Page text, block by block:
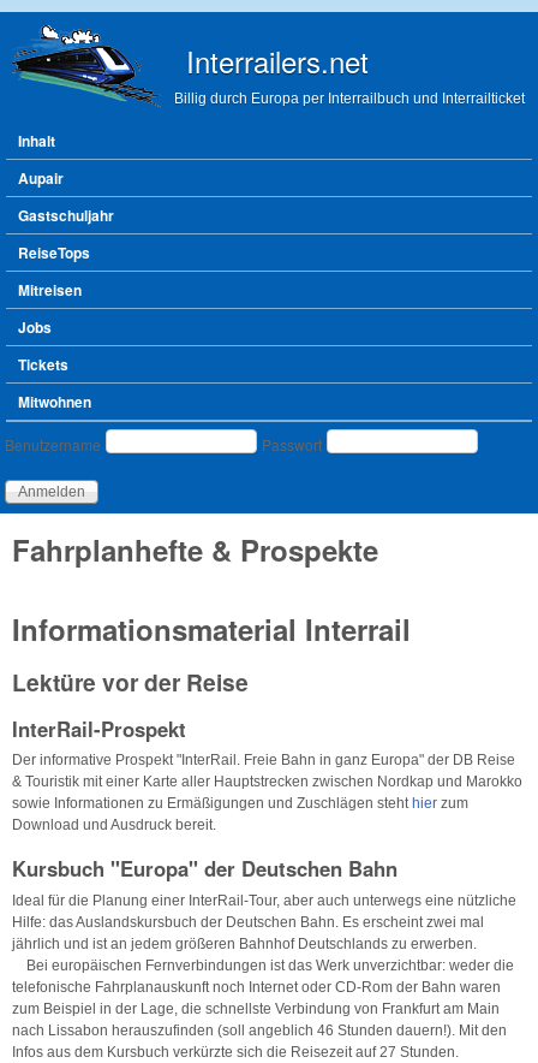
Interrailers.net
Billig durch Europa per Interrailbuch und Interrailticket
Hauptmenü
Inhalt
Aupair
Gastschuljahr
ReiseTops
Mitreisen
Jobs
Tickets
Mitwohnen
Benutzeranmeldung
Benutzername Passwort
Fahrplanhefte & Prospekte
Informationsmaterial Interrail
Lektüre vor der Reise
InterRail-Prospekt
Der informative Prospekt "InterRail. Freie Bahn in ganz Europa" der DB Reise
& Touristik mit einer Karte aller Hauptstrecken zwischen Nordkap und Marokko
sowie Informationen zu Ermäßigungen und Zuschlägen steht hier zum
Download und Ausdruck bereit.
Kursbuch "Europa" der Deutschen Bahn
Ideal für die Planung einer InterRail-Tour, aber auch unterwegs eine nützliche
Hilfe: das Auslandskursbuch der Deutschen Bahn. Es erscheint zwei mal
jährlich und ist an jedem größeren Bahnhof Deutschlands zu erwerben.
Bei europäischen Fernverbindungen ist das Werk unverzichtbar: weder die
telefonische Fahrplanauskunft noch Internet oder CD-Rom der Bahn waren
zum Beispiel in der Lage, die schnellste Verbindung von Frankfurt am Main
nach Lissabon herauszufinden (soll angeblich 46 Stunden dauern!). Mit den
Infos aus dem Kursbuch verkürzte sich die Reisezeit auf 27 Stunden.